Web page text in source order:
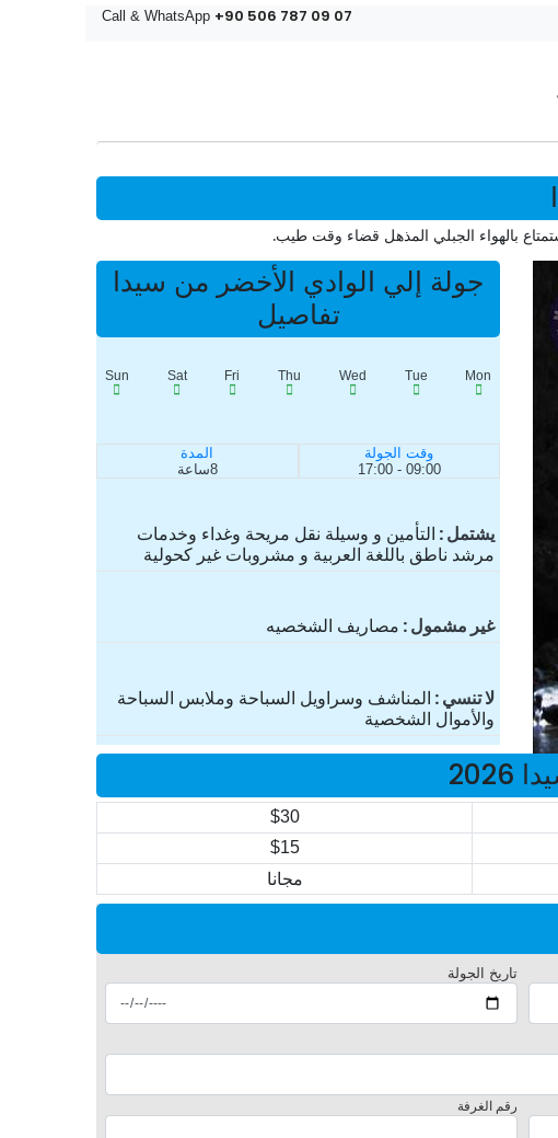
Call & WhatsApp +90 506 787 09 07
بالهواء الجبلي المذهل قضاء وقت طيب.
جولة إلي الوادي الأخضر من سيدا
تفاصيل
Mon
Tue
Wed
Thu
Fri
Sat
Sun
وقت الجولة
09:00 - 17:00
المدة
8ساعة
یشتمل التأمين و وسيلة نقل مريحة وغداء وخدمات
مرشد ناطق باللغة العربية و مشروبات غير كحولية
غير مشمول مصاريف الشخصيه
لا تنسي المناشف وسراويل السباحة وملابس السباحة
والأموال الشخصية
$30
$15
مجانا
تاريخ الجولة
رقم الغرفة